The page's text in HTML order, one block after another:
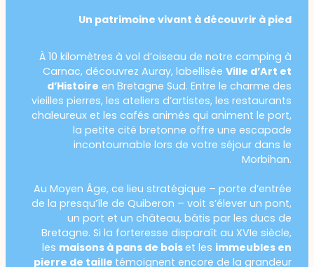
Un patrimoine vivant à découvrir à pied
À 10 kilomètres à vol d’oiseau de notre camping à
Carnac, découvrez Auray, labellisée Ville d’Art et
d’Histoire en Bretagne Sud. Entre le charme des
vieilles pierres, les ateliers d’artistes, les restaurants
chaleureux et les cafés animés qui animent le port,
la petite cité bretonne offre une escapade
incontournable lors de votre séjour dans le
Morbihan.
Au Moyen Âge, ce lieu stratégique – porte d’entrée
de la presqu’île de Quiberon – voit s’élever un pont,
un port et un château, bâtis par les ducs de
Bretagne. Si la forteresse disparaît au XVIe siècle,
les maisons à pans de boiset les immeubles en
pierre de taille témoignent encore de la grandeur